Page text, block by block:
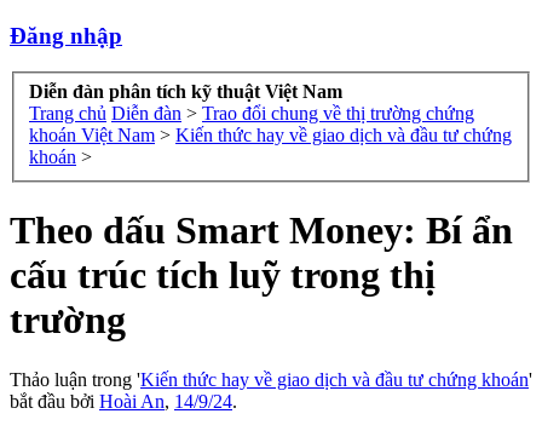
Đăng nhập
Diễn đàn phân tích kỹ thuật Việt Nam
Trang chủ Diễn đàn > Trao đổi chung về thị trường chứng
khoán Việt Nam > Kiến thức hay về giao dịch và đầu tư chứng
khoán >
Theo dấu Smart Money: Bí ẩn
cấu trúc tích luỹ trong thị
trường
Thảo luận trong 'Kiến thức hay về giao dịch và đầu tư chứng khoán'
bắt đầu bởi Hoài An, 14/9/24.